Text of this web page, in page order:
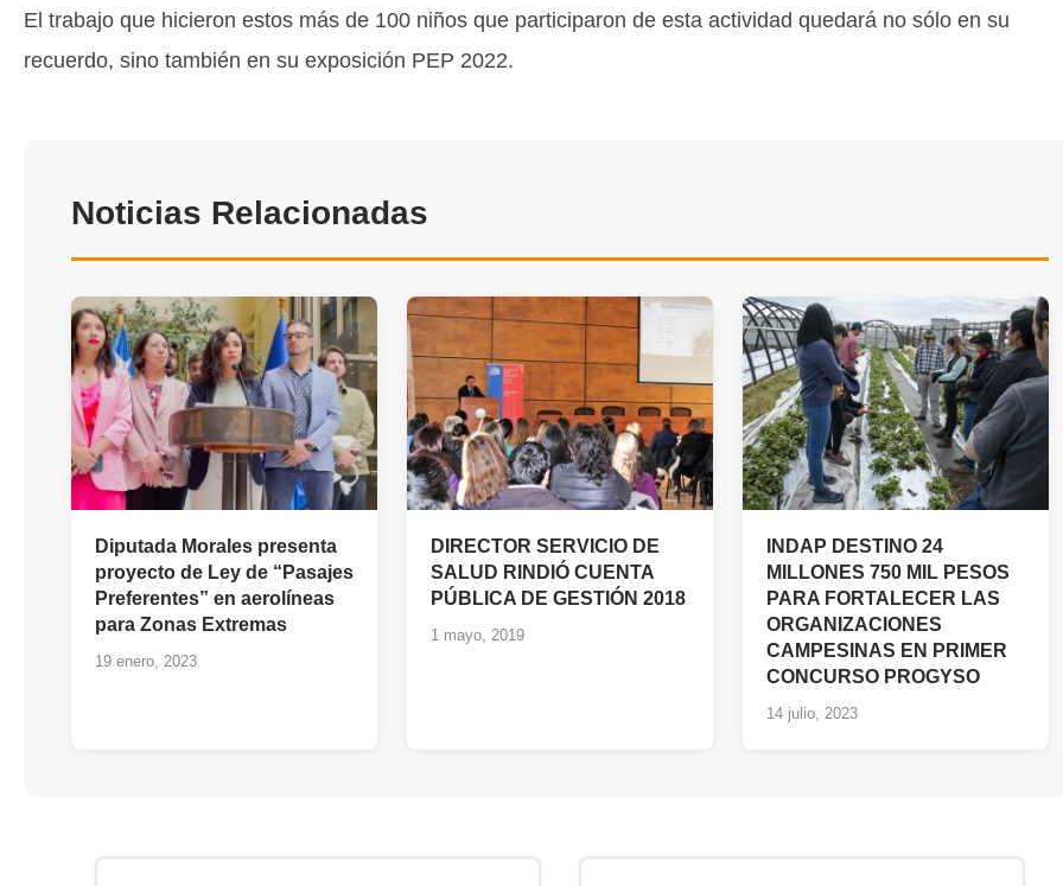
El trabajo que hicieron estos más de 100 niños que participaron de esta actividad quedará no sólo en su
recuerdo, sino también en su exposición PEP 2022.
Noticias Relacionadas
Diputada Morales presenta
proyecto de Ley de “Pasajes
Preferentes” en aerolíneas
para Zonas Extremas
19 enero, 2023
DIRECTOR SERVICIO DE
SALUD RINDIÓ CUENTA
PÚBLICA DE GESTIÓN 2018
1 mayo, 2019
INDAP DESTINO 24
MILLONES 750 MIL PESOS
PARA FORTALECER LAS
ORGANIZACIONES
CAMPESINAS EN PRIMER
CONCURSO PROGYSO
14 julio, 2023